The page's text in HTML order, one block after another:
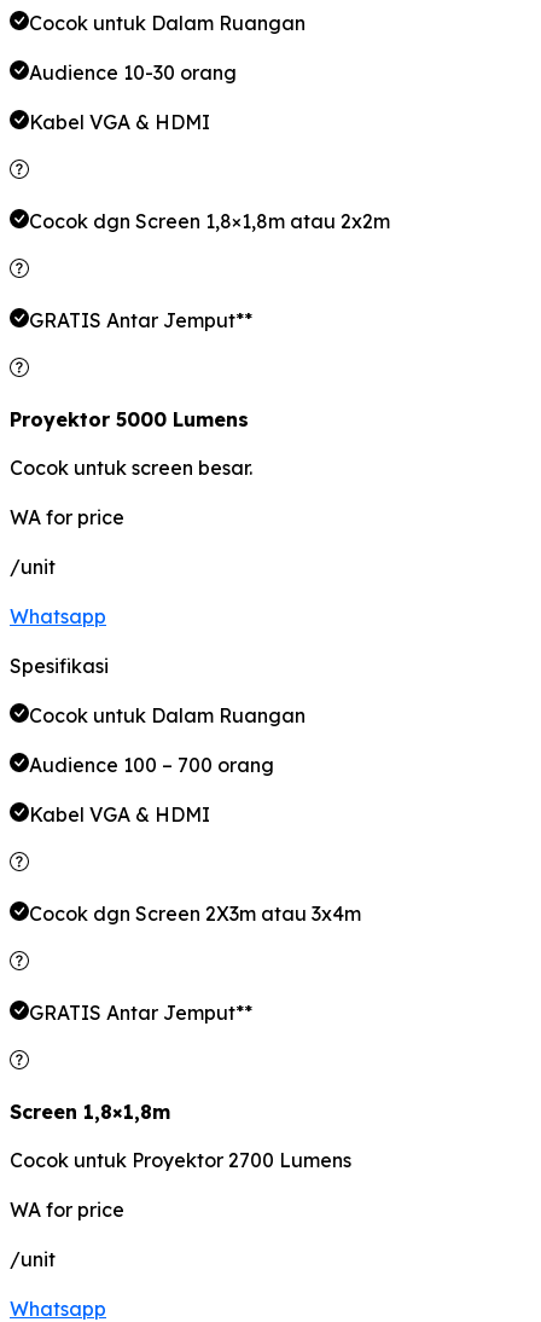
Cocok untuk Dalam Ruangan
Audience 10-30 orang
Kabel VGA & HDMI
Cocok dgn Screen 1,8×1,8m atau 2x2m
GRATIS Antar Jemput**
Proyektor 5000 Lumens
Cocok untuk screen besar.
WA for price
/unit
Whatsapp
Spesifikasi
Cocok untuk Dalam Ruangan
Audience 100 – 700 orang
Kabel VGA & HDMI
Cocok dgn Screen 2X3m atau 3x4m
GRATIS Antar Jemput**
Screen 1,8×1,8m
Cocok untuk Proyektor 2700 Lumens
WA for price
/unit
Whatsapp